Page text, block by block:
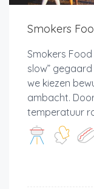
Smokers
Smokers
slow”
we kiezen
ambacht.
temperatuur